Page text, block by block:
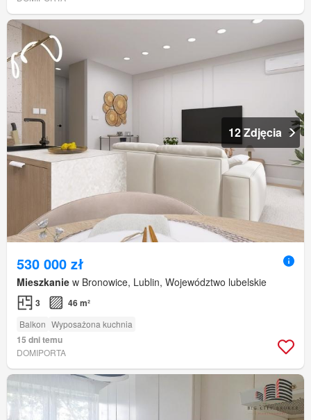
12 Zdjęcia
530 000 zł
Mieszkanie w Bronowice, Lublin, Województwo lubelskie
3 46 m²
Balkon Wyposażona kuchnia
15 dni temu
DOMIPORTA